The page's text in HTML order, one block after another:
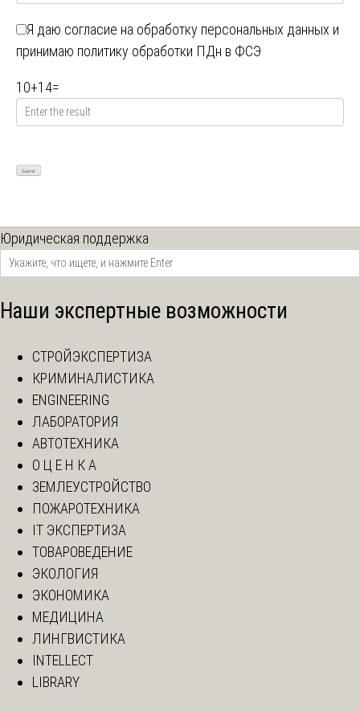
Я даю согласие на обработку персональных данных и
принимаю политику обработки ПДн в ФСЭ
10+14=
Юридическая поддержка
Наши экспертные возможности
СТРОЙЭКСПЕРТИЗА
КРИМИНАЛИСТИКА
ENGINEERING
ЛАБОРАТОРИЯ
АВТОТЕХНИКА
О Ц Е Н К А
ЗЕМЛЕУСТРОЙСТВО
ПОЖАРОТЕХНИКА
IT ЭКСПЕРТИЗА
ТОВАРОВЕДЕНИЕ
ЭКОЛОГИЯ
ЭКОНОМИКА
МЕДИЦИНА
ЛИНГВИСТИКА
INTELLECT
LIBRARY